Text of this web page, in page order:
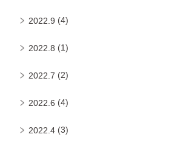
2022.9 (4)
2022.8 (1)
2022.7 (2)
2022.6 (4)
2022.4 (3)